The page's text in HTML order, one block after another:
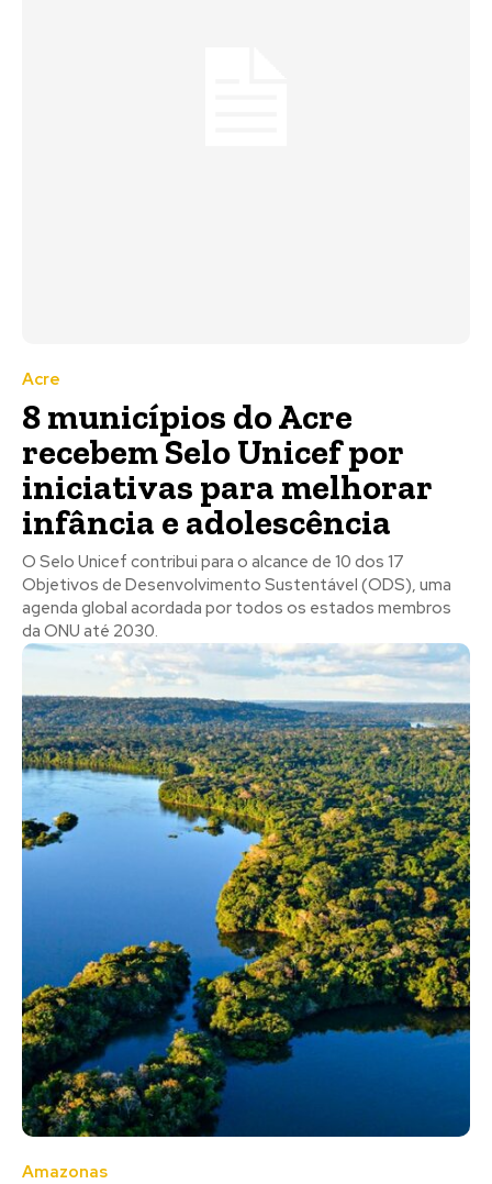
Acre
8 municípios do Acre
recebem Selo Unicef por
iniciativas para melhorar
infância e adolescência
O Selo Unicef contribui para o alcance de 10 dos 17
Objetivos de Desenvolvimento Sustentável (ODS), uma
agenda global acordada por todos os estados membros
da ONU até 2030.
Amazonas